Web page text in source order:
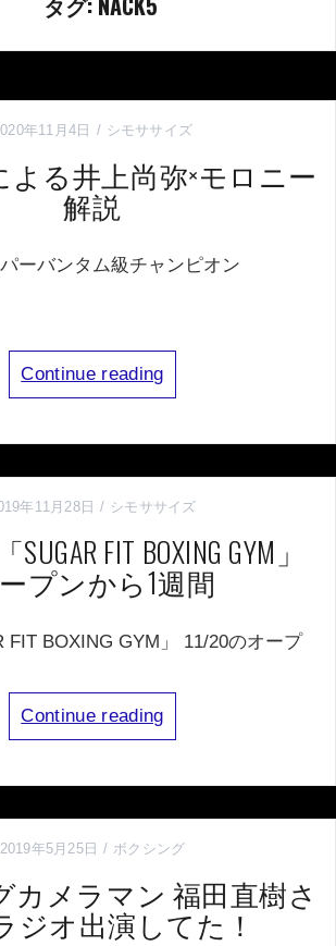
年11月4日 シモササイズ
よる井上尚弥×モロニー
解説
ーバンタム級チャンピオン
Continue reading
年11月28日 シモササイズ
FIT BOXING GYM」
プンから1週間
FIT BOXING GYM」 11/20のオープ
Continue reading
2019年5月25日 ボクシング
カメラマン 福田直樹さ
ジオ出演してた！